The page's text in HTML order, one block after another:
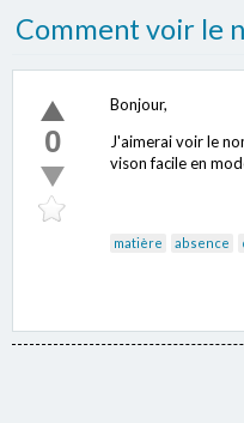
Comment voir le
0
Bonjour,
J'aimerai voir le
vison facile en
matière absence